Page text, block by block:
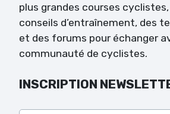
plus grandes courses
conseils d’entraînement, des
et des forums pour échanger
communauté de cyclistes.
INSCRIPTION